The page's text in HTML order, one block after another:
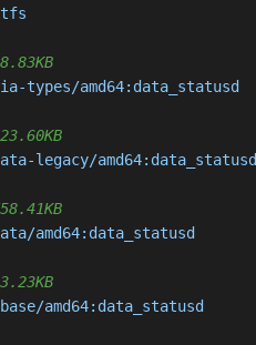
types/amd64:data_statusd
legacy/amd64:data_statusd
amd64:data_statusd
amd64:data_statusd